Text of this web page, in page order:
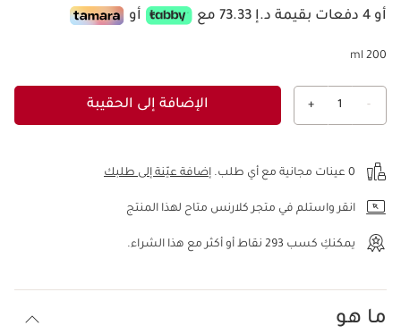
أو 4 دفعات بقيمة د.إ 73.33 مع أو
200 ml
-
1
+ الإضافة إلى الحقيبة
0 عينات مجانية مع أي طلب. إضافة عيّنة إلى طلبك
انقر واستلم في متجر كلارنس متاح لهذا المنتج
يمكنكِ كسب 293 نقاط أو أكثر مع هذا الشراء.
ما هو